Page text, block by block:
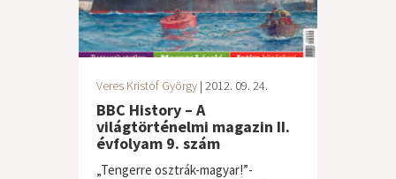
Veres Kristóf György | 2012. 09. 24.
BBC History – A
világtörténelmi magazin II.
évfolyam 9. szám
„Tengerre osztrák-magyar!”-